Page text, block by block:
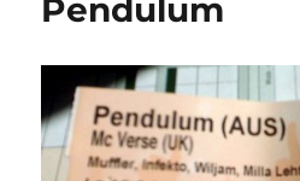
Pendulum